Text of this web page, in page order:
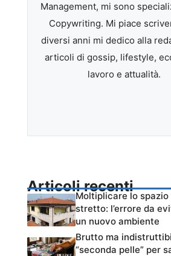
Management, mi sono
Copywriting. Mi piace
diversi anni mi dedico alla
articoli di gossip, lifestyle,
lavoro e attualità.
Articoli recenti
Moltiplicare lo spazio
stretto: l’errore da
un nuovo ambiente
Brutto ma
“seconda pelle” per